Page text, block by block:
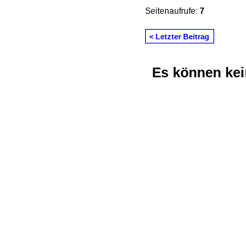
Seitenaufrufe: 7
< Letzter Beitrag
Es können